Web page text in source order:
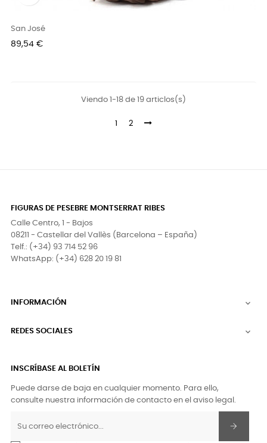
San José
Precio
89,54 €
Viendo 1-18 de 19 articlos(s)
1 2
FIGURAS DE PESEBRE MONTSERRAT RIBES
Calle Centro, 1 - Bajos
08211 - Castellar del Vallès (Barcelona – España)
Telf.: (+34) 93 714 52 96
WhatsApp: (+34) 628 20 19 81
INFORMACIÓN 
REDES SOCIALES 
INSCRÍBASE AL BOLETÍN
Puede darse de baja en cualquier momento. Para ello,
consulte nuestra información de contacto en el aviso legal.